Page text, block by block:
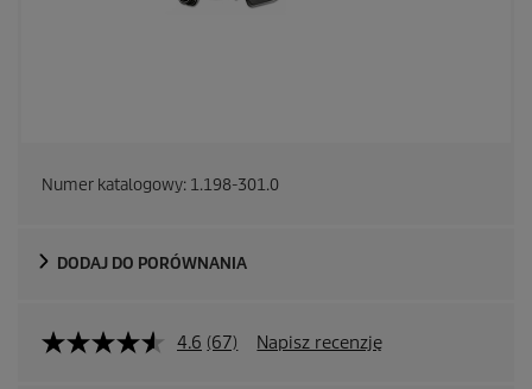
Numer katalogowy: 1.198-301.0
DODAJ DO PORÓWNANIA
4.6 (67) Napisz recenzję